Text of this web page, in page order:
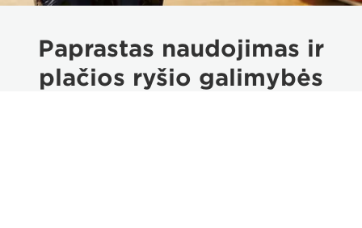
Paprastas naudojimas ir
plačios ryšio galimybės